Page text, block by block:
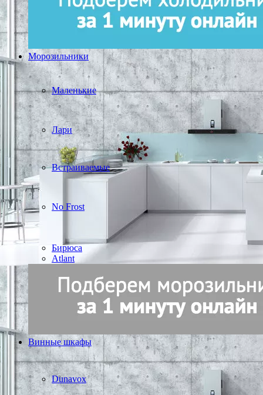
Морозильники
Маленькие
Лари
Встраиваемые
No Frost
Бирюса
Atlant
Винные шкафы
Dunavox